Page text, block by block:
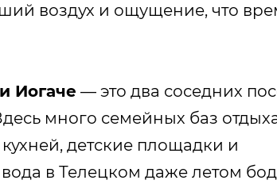
воздух и ощущение, что
Иогаче — это два соседних
много семейных баз
детские площадки и
в Телецком даже летом